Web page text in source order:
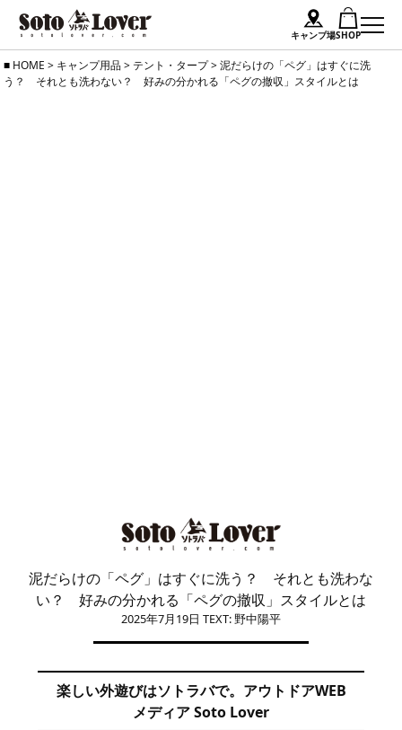
キャンプ場SHOP
Skip
to
HOME > キャンプ用品> テント・タープ>泥だらけの「ペグ」はすぐに洗
う？ それとも洗わない？ 好みの分かれる「ペグの撤収」スタイルとは
泥だらけの「ペグ」はすぐに洗う？ それとも洗わな
い？ 好みの分かれる「ペグの撤収」スタイルとは
2025年7月19日 TEXT: 野中陽平
楽しい外遊びはソトラバで。アウトドアWEB
メディア Soto Lover